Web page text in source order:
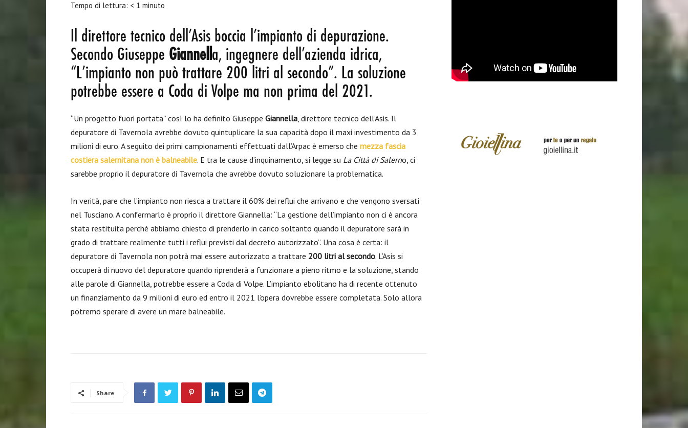
Tempo di lettura: < 1 minuto
Il direttore tecnico dell’Asis boccia l’impianto di depurazione.
Secondo Giuseppe Giannella, ingegnere dell’azienda idrica,
“L’impianto non può trattare 200 litri al secondo”. La soluzione
potrebbe essere a Coda di Volpe ma non prima del 2021.
“Un progetto fuori portata” così lo ha definito Giuseppe Giannella, direttore tecnico dell’Asis. Il
depuratore di Tavernola avrebbe dovuto quintuplicare la sua capacità dopo il maxi investimento da 3
milioni di euro. A seguito dei primi campionamenti effettuati dall’Arpac è emerso che mezza fascia
costiera salernitana non è balneabile. E tra le cause d’inquinamento, si legge su La Città di Salerno, ci
sarebbe proprio il depuratore di Tavernola che avrebbe dovuto soluzionare la problematica.
In verità, pare che l’impianto non riesca a trattare il 60% dei reflui che arrivano e che vengono sversati
nel Tusciano. A confermarlo è proprio il direttore Giannella: “La gestione dell’impianto non ci è ancora
stata restituita perché abbiamo chiesto di prenderlo in carico soltanto quando il depuratore sarà in
grado di trattare realmente tutti i reflui previsti dal decreto autorizzato”. Una cosa è certa: il
depuratore di Tavernola non potrà mai essere autorizzato a trattare 200 litri al secondo. L’Asis si
occuperà di nuovo del depuratore quando riprenderà a funzionare a pieno ritmo e la soluzione, stando
alle parole di Giannella, potrebbe essere a Coda di Volpe. L’impianto ebolitano ha di recente ottenuto
un finanziamento da 9 milioni di euro ed entro il 2021 l’opera dovrebbe essere completata. Solo allora
potremo sperare di avere un mare balneabile.
Share